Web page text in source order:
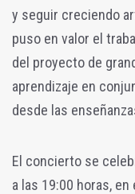
y seguir creciendo
puso en valor el
del proyecto de
aprendizaje en
desde las
El concierto se
a las 19:00 horas,